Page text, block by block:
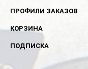
ПРОФИЛИ ЗАКАЗОВ
КОРЗИНА
ПОДПИСКА